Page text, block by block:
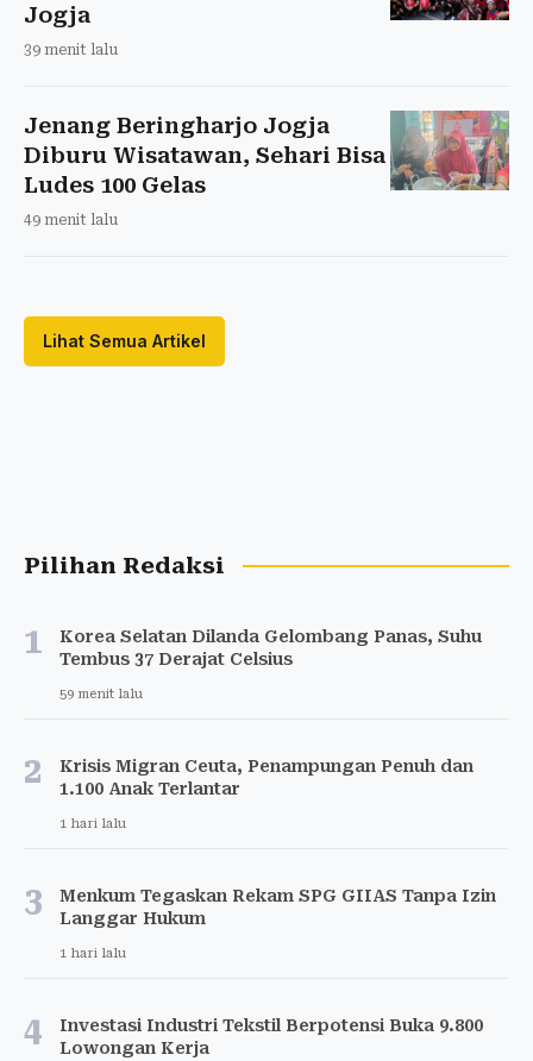
Jogja
39 menit lalu
Jenang Beringharjo Jogja
Diburu Wisatawan, Sehari Bisa
Ludes 100 Gelas
49 menit lalu
Lihat Semua Artikel
Pilihan Redaksi
1
Korea Selatan Dilanda Gelombang Panas, Suhu
Tembus 37 Derajat Celsius
59 menit lalu
2
Krisis Migran Ceuta, Penampungan Penuh dan
1.100 Anak Terlantar
1 hari lalu
3
Menkum Tegaskan Rekam SPG GIIAS Tanpa Izin
Langgar Hukum
1 hari lalu
4
Investasi Industri Tekstil Berpotensi Buka 9.800
Lowongan Kerja